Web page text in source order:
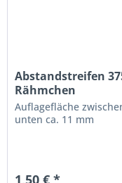
Abstandstreifen
Rähmchen
Auflagefläche
unten ca. 11 mm